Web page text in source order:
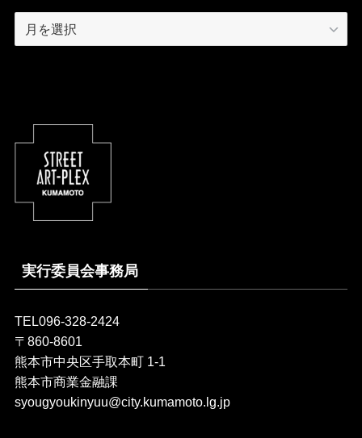
Archive
実行委員会事務局
TEL096-328-2424
〒860-8601
熊本市中央区手取本町 1-1
熊本市商業金融課
syougyoukinyuu@city.kumamoto.lg.jp